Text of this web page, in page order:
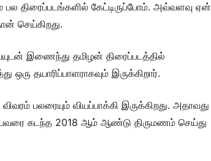
திரைப்படங்களில் கேட்டிருப்போம். அவ்வளவு ஏன்
செய்கிறது.
இணைந்து தமிழன் திரைப்படத்தில்
ஒரு தயாரிப்பாளராகவும் இருக்கிறார்.
பலரையும் வியப்பாக்கி இருக்கிறது. அதாவது
கடந்த 2018 ஆம் ஆண்டு திருமணம் செய்து